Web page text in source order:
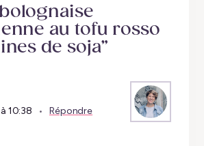
au tofu rosso
de soja”
10:38 Répondre